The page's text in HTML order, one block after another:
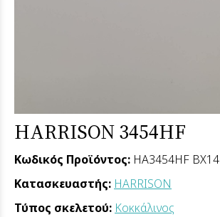
HARRISON 3454HF
Κωδικός Προϊόντος: HA3454HF BX14
Κατασκευαστής: HARRISON
Τύπος σκελετού: Κοκκάλινος